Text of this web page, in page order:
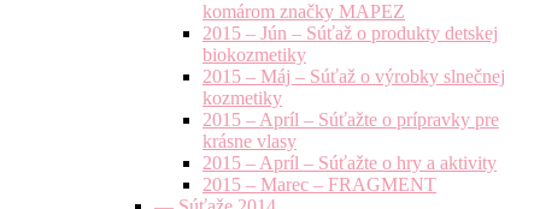
komárom značky MAPEZ
2015 – Jún – Súťaž o produkty detskej
biokozmetiky
2015 – Máj – Súťaž o výrobky slnečnej
kozmetiky
2015 – Apríl – Súťažte o prípravky pre
krásne vlasy
2015 – Apríl – Súťažte o hry a aktivity
2015 – Marec – FRAGMENT